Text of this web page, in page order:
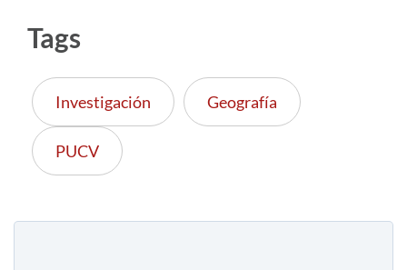
Tags
Investigación Geografía
PUCV